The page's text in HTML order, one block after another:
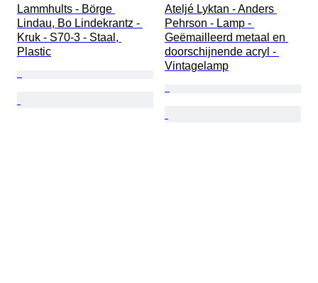
Lammhults - Börge
Lindau, Bo Lindekrantz -
Kruk - S70-3 - Staal,
Plastic
Ateljé Lyktan - Anders
Pehrson - Lamp -
Geëmailleerd metaal en
doorschijnende acryl -
Vintagelamp